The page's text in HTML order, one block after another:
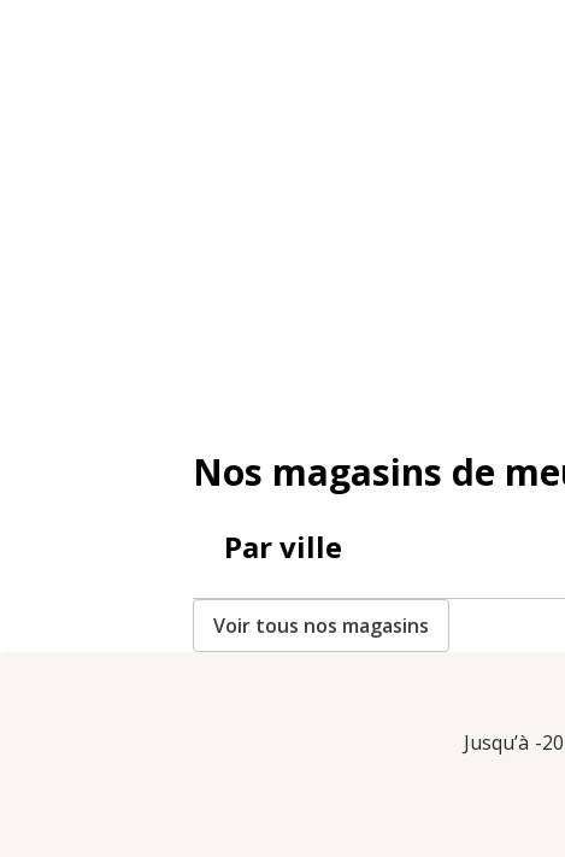
Nos magasins de
Par ville
Voir tous nos magasins
Jusqu’à -